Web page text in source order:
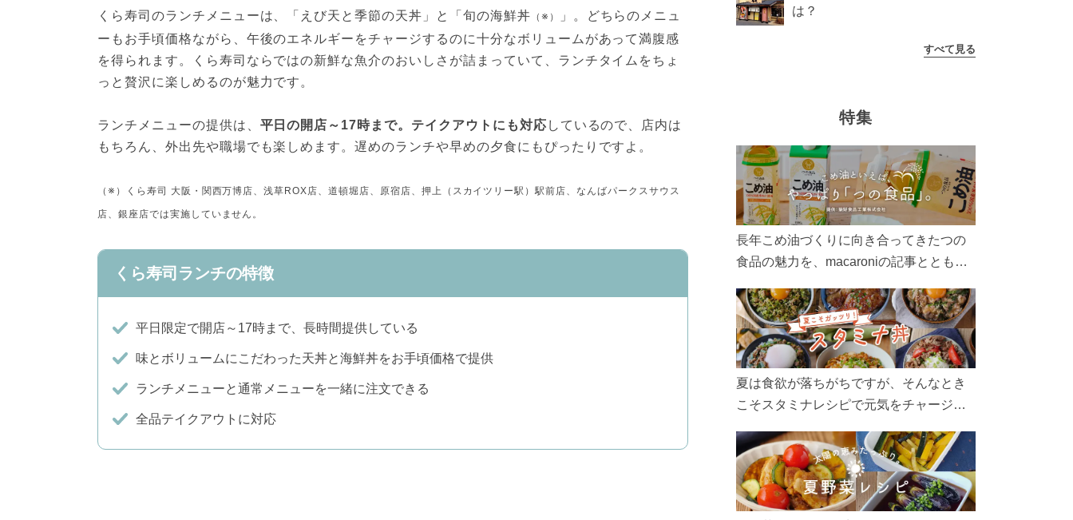
くら寿司のランチメニューは、「えび天と季節の天丼」と「旬の海鮮丼 （※）
」。どちらのメニュ
ーもお手頃価格ながら、午後のエネルギーをチャージするのに十分なボリュームがあって満腹感
を得られます。くら寿司ならではの新鮮な魚介のおいしさが詰まっていて、ランチタイムをちょ
っと贅沢に楽しめるのが魅力です。
ランチメニューの提供は、 平日の開店～17時まで。テイクアウトにも対応 しているので、店内は
もちろん、外出先や職場でも楽しめます。遅めのランチや早めの夕食にもぴったりですよ。
（※）くら寿司 大阪・関西万博店、浅草ROX店、道頓堀店、原宿店、押上（スカイツリー駅）駅前店、なんばパークスサウス
店、銀座店では実施していません。
くら寿司ランチの特徴
平日限定で開店～17時まで、長時間提供している
味とボリュームにこだわった天丼と海鮮丼をお手頃価格で提供
ランチメニューと通常メニューを一緒に注文できる
全品テイクアウトに対応
は？
すべて見る
特集
長年こめ油づくりに向き合ってきたつの
食品の魅力を、macaroniの記事とともに
ん、製造現場や品質へのこだわりまで。
こめ油をもっと好きになるコンテンツを
ぜひお楽しみください。
夏は食欲が落ちがちですが、そんなとき
こそスタミナレシピで元気をチャージ！
リ食べて、夏バテを吹き飛ばしましょ
う！